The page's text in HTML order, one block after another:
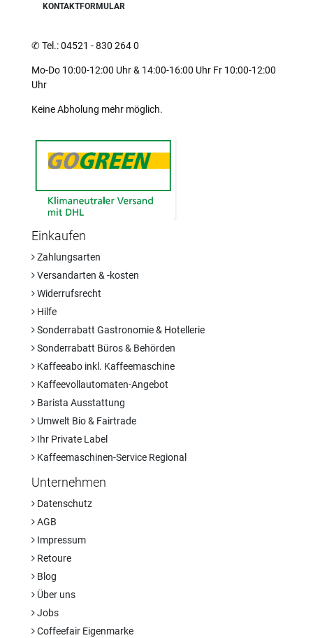
KONTAKTFORMULAR
✆Tel.: 04521 - 830 264 0
Mo-Do 10:00-12:00 Uhr & 14:00-16:00 Uhr Fr 10:00-12:00
Uhr
Keine Abholung mehr möglich.
Einkaufen
Zahlungsarten
Versandarten & -kosten
Widerrufsrecht
Hilfe
Sonderrabatt Gastronomie & Hotellerie
Sonderrabatt Büros & Behörden
Kaffeeabo inkl. Kaffeemaschine
Kaffeevollautomaten-Angebot
Barista Ausstattung
Umwelt Bio & Fairtrade
Ihr Private Label
Kaffeemaschinen-Service Regional
Unternehmen
Datenschutz
AGB
Impressum
Retoure
Blog
Über uns
Jobs
Coffeefair Eigenmarke